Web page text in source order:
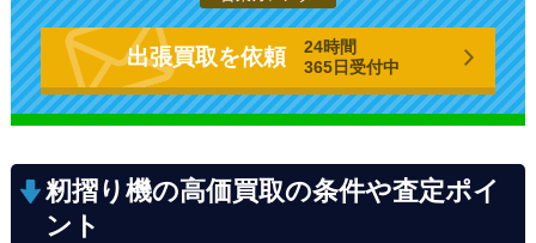
出張買取を依頼
24時間
365日受付中
籾摺り機の高価買取の条件や査定ポイ
ント